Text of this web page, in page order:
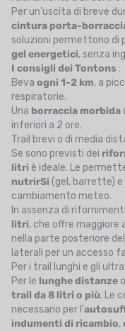
Per un'uscita di breve
cintura porta-
soluzioni permettono di
gel energetici, senza
I consigli dei Tontons :
Beva ogni 1-2 km, a
respiratorie.
Una borraccia morbida
inferiori a 2 ore.
Trail brevi o di media
Se sono previsti dei
litri è ideale. Le
nutrirSi (gel, barrette) e
cambiamento meteo.
In assenza di
litri, che offre maggiore
nella parte posteriore
laterali per un accesso
Per i trail lunghi e gli
Per le lunghe distanze
trail da 8 litri o più. Le
necessario per l'
indumenti di ricambio,